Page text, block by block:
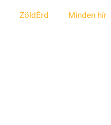
ZöldÉrd Minden hír